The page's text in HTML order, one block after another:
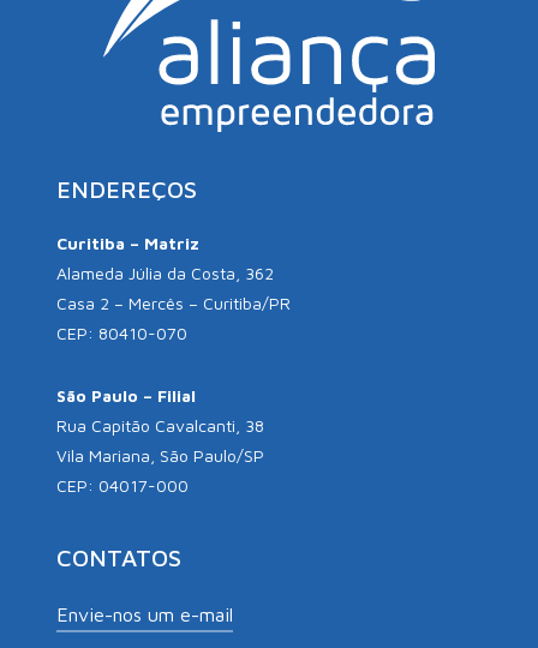
ENDEREÇOS
Curitiba – Matriz
Alameda Júlia da Costa, 362
Casa 2 – Mercês – Curitiba/PR
CEP: 80410-070
São Paulo – Filial
Rua Capitão Cavalcanti, 38
Vila Mariana, São Paulo/SP
CEP: 04017-000
CONTATOS
Envie-nos um e-mail